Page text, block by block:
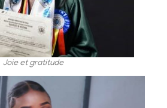
Joie et gratitude